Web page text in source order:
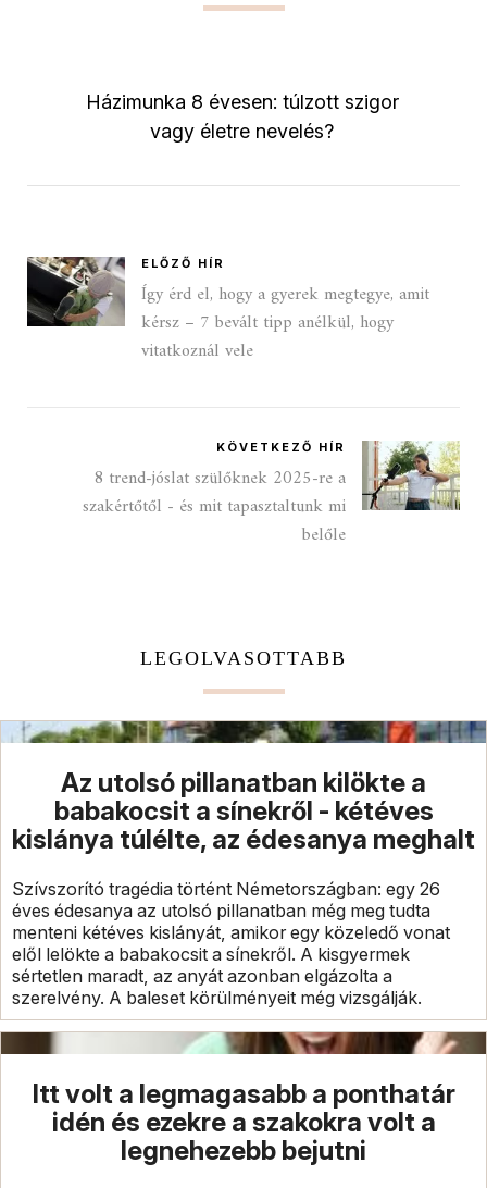
Házimunka 8 évesen: túlzott szigor
vagy életre nevelés?
ELŐZŐ HÍR
Így érd el, hogy a gyerek megtegye, amit
kérsz – 7 bevált tipp anélkül, hogy
vitatkoznál vele
KÖVETKEZŐ HÍR
8 trend-jóslat szülőknek 2025-re a
szakértőtől - és mit tapasztaltunk mi
belőle
LEGOLVASOTTABB
Az utolsó pillanatban kilökte a
babakocsit a sínekről - kétéves
kislánya túlélte, az édesanya meghalt
Szívszorító tragédia történt Németországban: egy 26
éves édesanya az utolsó pillanatban még meg tudta
menteni kétéves kislányát, amikor egy közeledő vonat
elől lelökte a babakocsit a sínekről. A kisgyermek
sértetlen maradt, az anyát azonban elgázolta a
szerelvény. A baleset körülményeit még vizsgálják.
Itt volt a legmagasabb a ponthatár
idén és ezekre a szakokra volt a
legnehezebb bejutni